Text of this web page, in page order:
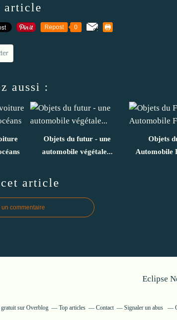
article
Repost 0
aussi :
Objets du futur - une
automobile végétale...
Objets
Automobile
article
un commentaire
Eclipse
sur Overblog Top articles Contact Signaler un abus